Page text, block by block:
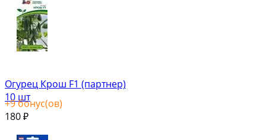
Огурец Крош F1 (партнер)
10 шт
+9бонус(ов)
180 ₽